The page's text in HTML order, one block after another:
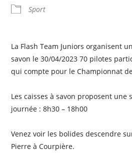
Sport
La Flash Team Juniors organisent
savon le 30/04/2023 70 pilotes
qui compte pour le Championnat
Les caisses à savon proposent une
journée : 8h30 – 18h00
Venez voir les bolides descendre
Pierre à Courpière.